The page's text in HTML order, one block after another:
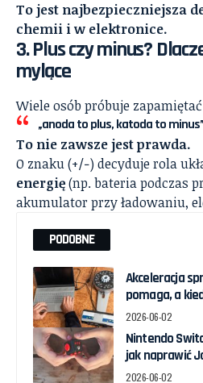
To jest najbezpieczniejsza
chemii i w elektronice.
3. Plus czy minus?
mylące
Wiele osób próbuje
„anoda to plus, katoda to
To nie zawsze jest prawda.
O znaku (+/−) decyduje rola
energię(np. bateria podczas
akumulator przy ładowaniu,
PODOBNE
Akceleracja
pomaga, a
2026-06-02
Nintendo
jak naprawić
2026-06-02